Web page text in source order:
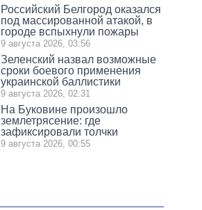
Российский Белгород оказался
под массированной атакой, в
городе вспыхнули пожары
9 августа 2026, 03:56
Зеленский назвал возможные
сроки боевого применения
украинской баллистики
9 августа 2026, 02:31
На Буковине произошло
землетрясение: где
зафиксировали толчки
9 августа 2026, 00:55